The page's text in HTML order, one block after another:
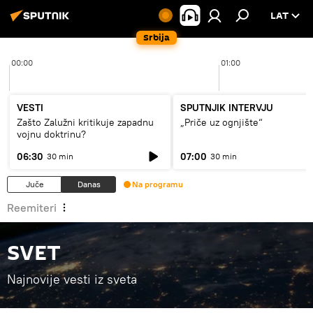
Srbija
LAT
00:00 01:00
VESTI
Zašto Zalužni kritikuje zapadnu
vojnu doktrinu?
06:30 30 min
SPUTNJIK INTERVJU
„Priče uz ognjište“
07:00 30 min
Juče Danas Na programu
Reemiteri
SVET
Najnovije vesti iz sveta